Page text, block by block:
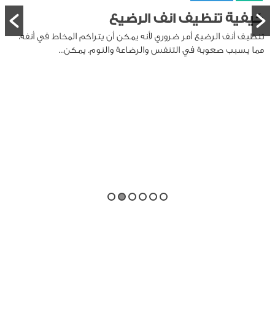
كيفية تنظيف انف الرضيع
تنظيف أنف الرضيع أمر ضروري لأنه يمكن أن يتراكم المخاط في أنفه،
مما يسبب صعوبة في التنفس والرضاعة والنوم. يمكن...